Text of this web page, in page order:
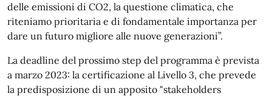
delle emissioni di CO2, la questione climatica, che
riteniamo prioritaria e di fondamentale importanza per
dare un futuro migliore alle nuove generazioni”.
La deadline del prossimo step del programma è prevista
a marzo 2023: la certificazione al Livello 3, che prevede
la predisposizione di un apposito "stakeholders